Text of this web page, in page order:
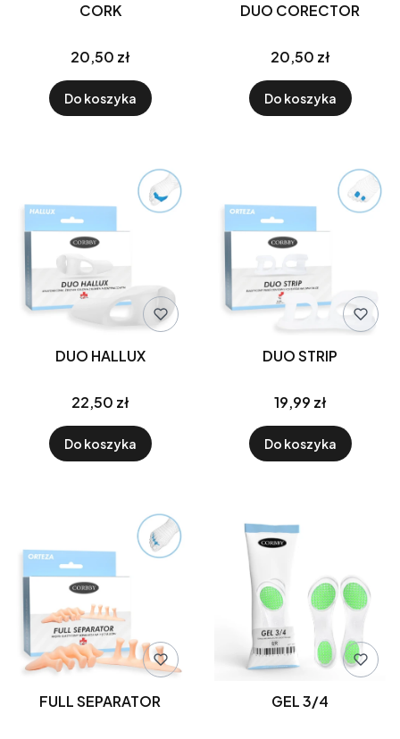
CORK
20,50 zł
Do koszyka
DUO CORECTOR
20,50 zł
Do koszyka
DUO HALLUX
22,50 zł
Do koszyka
DUO STRIP
19,99 zł
Do koszyka
FULL SEPARATOR GEL 3/4